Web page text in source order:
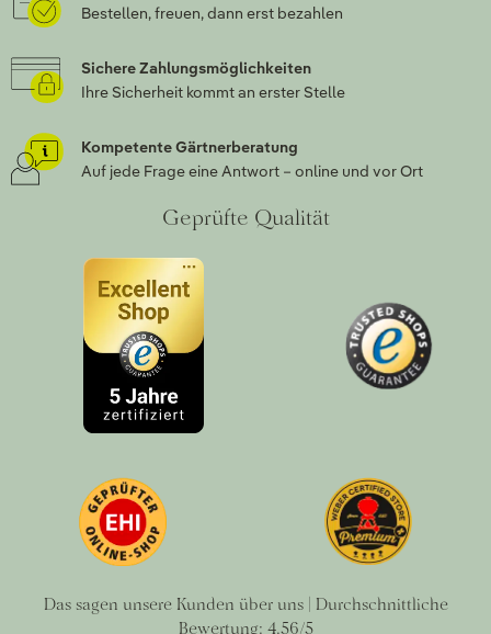
Bestellen, freuen, dann erst bezahlen
Sichere Zahlungsmöglichkeiten
Ihre Sicherheit kommt an erster Stelle
Kompetente Gärtnerberatung
Auf jede Frage eine Antwort – online und vor Ort
Geprüfte Qualität
Das sagen unsere Kunden über uns | Durchschnittliche
Bewertung: 4.56/5